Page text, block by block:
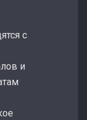
с
и